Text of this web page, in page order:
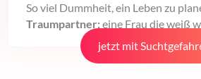
So viel Dummheit, ein Leben zu
Traumpartner: eine Frau die weiß
jetzt mit